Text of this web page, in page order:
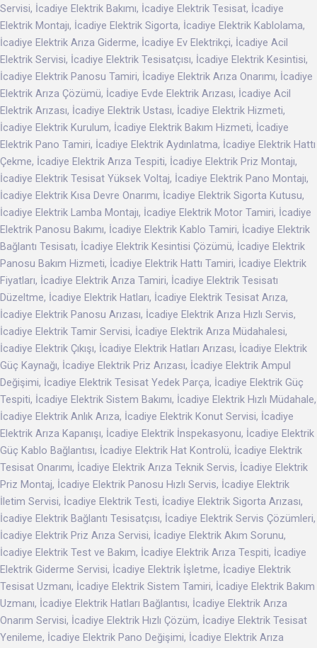
Servisi, İcadiye Elektrik Bakımı, İcadiye Elektrik Tesisat, İcadiye
Elektrik Montajı, İcadiye Elektrik Sigorta, İcadiye Elektrik Kablolama,
İcadiye Elektrik Arıza Giderme, İcadiye Ev Elektrikçi, İcadiye Acil
Elektrik Servisi, İcadiye Elektrik Tesisatçısı, İcadiye Elektrik Kesintisi,
İcadiye Elektrik Panosu Tamiri, İcadiye Elektrik Arıza Onarımı, İcadiye
Elektrik Arıza Çözümü, İcadiye Evde Elektrik Arızası, İcadiye Acil
Elektrik Arızası, İcadiye Elektrik Ustası, İcadiye Elektrik Hizmeti,
İcadiye Elektrik Kurulum, İcadiye Elektrik Bakım Hizmeti, İcadiye
Elektrik Pano Tamiri, İcadiye Elektrik Aydınlatma, İcadiye Elektrik Hattı
Çekme, İcadiye Elektrik Arıza Tespiti, İcadiye Elektrik Priz Montajı,
İcadiye Elektrik Tesisat Yüksek Voltaj, İcadiye Elektrik Pano Montajı,
İcadiye Elektrik Kısa Devre Onarımı, İcadiye Elektrik Sigorta Kutusu,
İcadiye Elektrik Lamba Montajı, İcadiye Elektrik Motor Tamiri, İcadiye
Elektrik Panosu Bakımı, İcadiye Elektrik Kablo Tamiri, İcadiye Elektrik
Bağlantı Tesisatı, İcadiye Elektrik Kesintisi Çözümü, İcadiye Elektrik
Panosu Bakım Hizmeti, İcadiye Elektrik Hattı Tamiri, İcadiye Elektrik
Fiyatları, İcadiye Elektrik Arıza Tamiri, İcadiye Elektrik Tesisatı
Düzeltme, İcadiye Elektrik Hatları, İcadiye Elektrik Tesisat Arıza,
İcadiye Elektrik Panosu Arızası, İcadiye Elektrik Arıza Hızlı Servis,
İcadiye Elektrik Tamir Servisi, İcadiye Elektrik Arıza Müdahalesi,
İcadiye Elektrik Çıkışı, İcadiye Elektrik Hatları Arızası, İcadiye Elektrik
Güç Kaynağı, İcadiye Elektrik Priz Arızası, İcadiye Elektrik Ampul
Değişimi, İcadiye Elektrik Tesisat Yedek Parça, İcadiye Elektrik Güç
Tespiti, İcadiye Elektrik Sistem Bakımı, İcadiye Elektrik Hızlı Müdahale,
İcadiye Elektrik Anlık Arıza, İcadiye Elektrik Konut Servisi, İcadiye
Elektrik Arıza Kapanışı, İcadiye Elektrik İnspekasyonu, İcadiye Elektrik
Güç Kablo Bağlantısı, İcadiye Elektrik Hat Kontrolü, İcadiye Elektrik
Tesisat Onarımı, İcadiye Elektrik Arıza Teknik Servis, İcadiye Elektrik
Priz Montaj, İcadiye Elektrik Panosu Hızlı Servis, İcadiye Elektrik
İletim Servisi, İcadiye Elektrik Testi, İcadiye Elektrik Sigorta Arızası,
İcadiye Elektrik Bağlantı Tesisatçısı, İcadiye Elektrik Servis Çözümleri,
İcadiye Elektrik Priz Arıza Servisi, İcadiye Elektrik Akım Sorunu,
İcadiye Elektrik Test ve Bakım, İcadiye Elektrik Arıza Tespiti, İcadiye
Elektrik Giderme Servisi, İcadiye Elektrik İşletme, İcadiye Elektrik
Tesisat Uzmanı, İcadiye Elektrik Sistem Tamiri, İcadiye Elektrik Bakım
Uzmanı, İcadiye Elektrik Hatları Bağlantısı, İcadiye Elektrik Arıza
Onarım Servisi, İcadiye Elektrik Hızlı Çözüm, İcadiye Elektrik Tesisat
Yenileme, İcadiye Elektrik Pano Değişimi, İcadiye Elektrik Arıza